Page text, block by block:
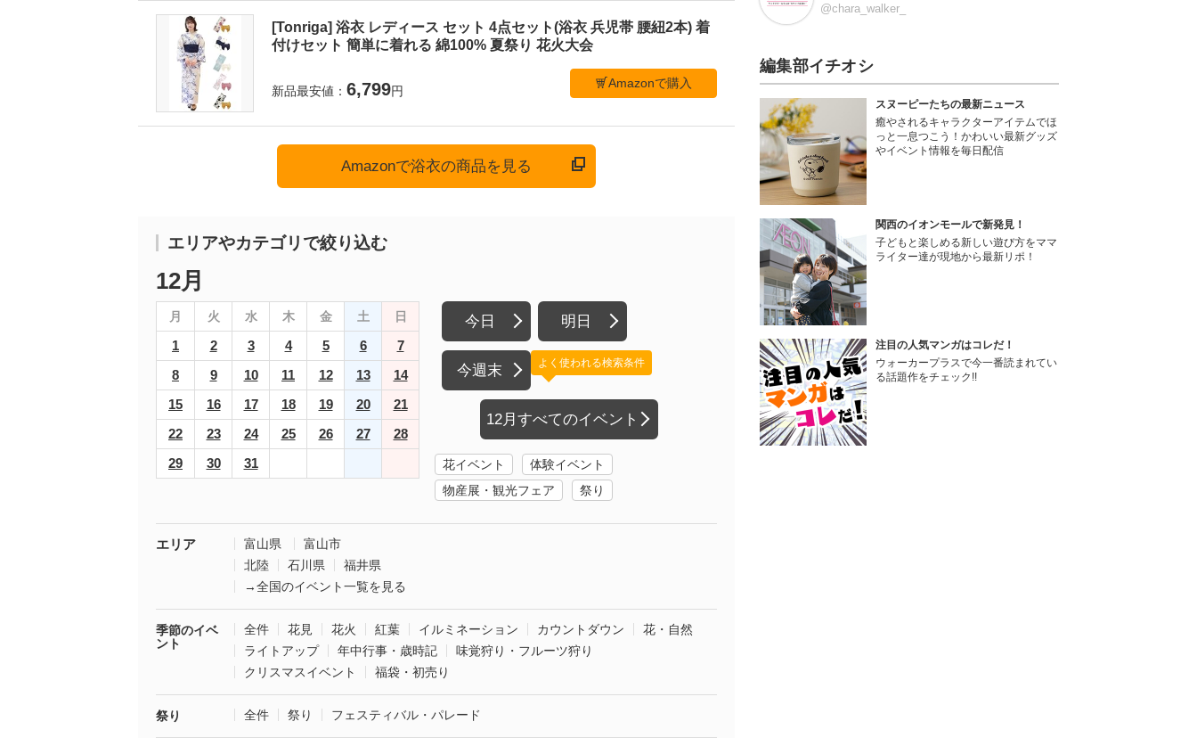
[Tonriga] 浴衣 レディース セット 4点セット(浴衣 兵児帯 腰紐2本) 着
付けセット 簡単に着れる 綿100% 夏祭り 花火大会
新品最安値： 6,799円
Amazonで購入
Amazonで浴衣の商品を見る
エリアやカテゴリで絞り込む
12月
月 火 水 木 金 土 日
1 2 3 4 5 6
7
8
9 10 11 12 13
14
15
16 17 18 19 20
21
22
23 24 25 26 27
28
29
30 31
今日 明日
今週末
12月すべてのイベント
よく使われる検索条件
花イベント
体験イベント
物産展・観光フェア
祭り
エリア 富山県
富山市
北陸
石川県
福井県
→全国のイベント一覧を見る
季節のイベ
ント
全件 花見 花火 紅葉 イルミネーション カウントダウン
花・自然
ライトアップ
年中行事・歳時記
味覚狩り・フルーツ狩り
クリスマスイベント
福袋・初売り
祭り 全件 祭り フェスティバル・パレード
@chara_walker_
編集部イチオシ
スヌーピーたちの最新ニュース
癒やされるキャラクターアイテムでほ
っと一息つこう！かわいい最新グッズ
やイベント情報を毎日配信
関西のイオンモールで新発見！
子どもと楽しめる新しい遊び方をママ
ライター達が現地から最新リポ！
注目の人気マンガはコレだ！
ウォーカープラスで今一番読まれてい
る話題作をチェック!!